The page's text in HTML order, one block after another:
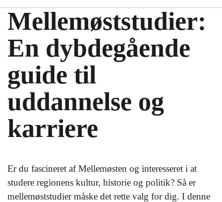
Mellemøststudier:
En dybdegående
guide til
uddannelse og
karriere
Er du fascineret af Mellemøsten og interesseret i at
studere regionens kultur, historie og politik? Så er
mellemøststudier måske det rette valg for dig. I denne